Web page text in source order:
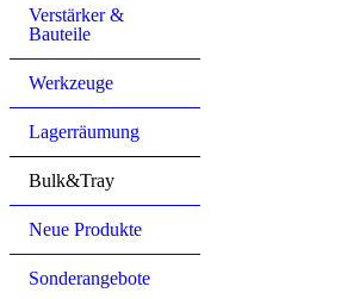
Verstärker &
Bauteile
Werkzeuge
Lagerräumung
Bulk&Tray
Neue Produkte
Sonderangebote